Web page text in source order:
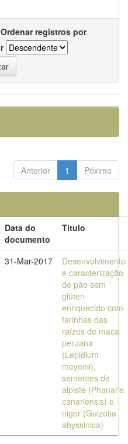
Ordenar registros por
Anterior 1 Póximo
Data do
documento
Título
31-Mar-2017
Desenvolvimento
e caracterização
de pão sem
glúten
enriquecido com
farinhas das
raízes de maca
peruana
(Lepidium
meyenii),
sementes de
alpiste (Phanaris
canariensis) e
niger (Guizotia
abyssinica)